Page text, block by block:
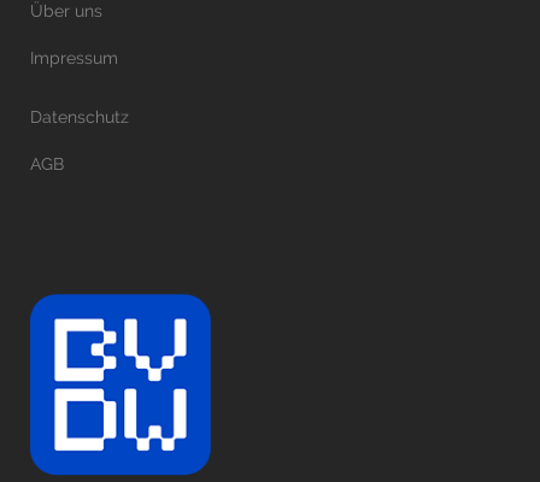
Über uns
Impressum
Datenschutz
AGB